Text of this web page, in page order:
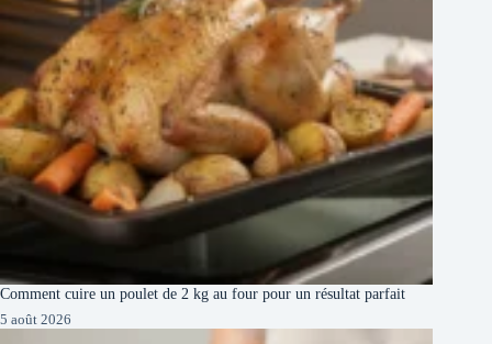
Comment cuire un poulet de 2 kg au four pour un résultat parfait
5 août 2026